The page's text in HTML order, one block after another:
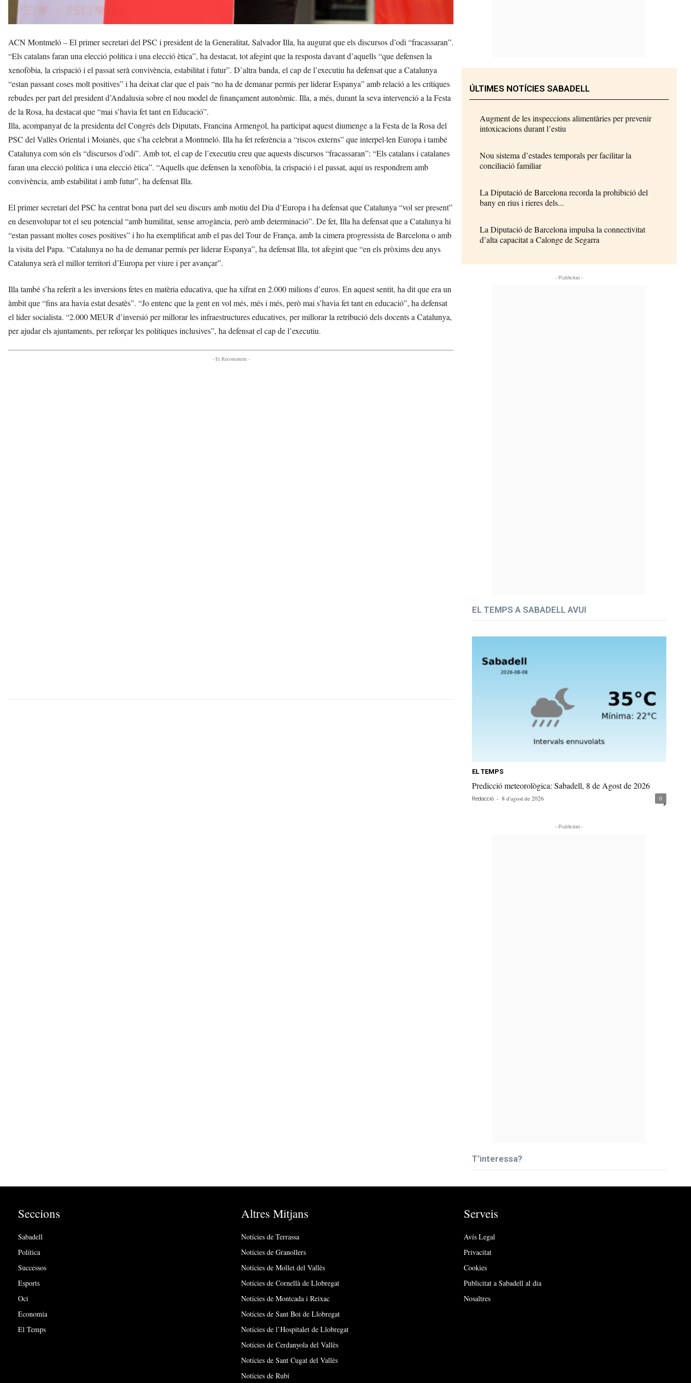
ACN Montmeló – El primer secretari del PSC i president de la Generalitat, Salvador Illa, ha augurat que els discursos d’odi “fracassaran”.
“Els catalans faran una elecció política i una elecció ètica”, ha destacat, tot afegint que la resposta davant d’aquells “que defensen la
xenofòbia, la crispació i el passat serà convivència, estabilitat i futur”. D’altra banda, el cap de l’executiu ha defensat que a Catalunya
“estan passant coses molt positives” i ha deixat clar que el país “no ha de demanar permís per liderar Espanya” amb relació a les crítiques
rebudes per part del president d’Andalusia sobre el nou model de finançament autonòmic. Illa, a més, durant la seva intervenció a la Festa
de la Rosa, ha destacat que “mai s’havia fet tant en Educació”.
Illa, acompanyat de la presidenta del Congrés dels Diputats, Francina Armengol, ha participat aquest diumenge a la Festa de la Rosa del
PSC del Vallès Oriental i Moianès, que s’ha celebrat a Montmeló. Illa ha fet referència a “riscos externs” que interpel·len Europa i també
Catalunya com són els “discursos d’odi”. Amb tot, el cap de l’executiu creu que aquests discursos “fracassaran”: “Els catalans i catalanes
faran una elecció política i una elecció ètica”. “Aquells que defensen la xenofòbia, la crispació i el passat, aquí us respondrem amb
convivència, amb estabilitat i amb futur”, ha defensat Illa.
El primer secretari del PSC ha centrat bona part del seu discurs amb motiu del Dia d’Europa i ha defensat que Catalunya “vol ser present”
en desenvolupar tot el seu potencial “amb humilitat, sense arrogància, però amb determinació”. De fet, Illa ha defensat que a Catalunya hi
“estan passant moltes coses positives” i ho ha exemplificat amb el pas del Tour de França, amb la cimera progressista de Barcelona o amb
la visita del Papa. “Catalunya no ha de demanar permís per liderar Espanya”, ha defensat Illa, tot afegint que “en els pròxims deu anys
Catalunya serà el millor territori d’Europa per viure i per avançar”.
Illa també s’ha referit a les inversions fetes en matèria educativa, que ha xifrat en 2.000 milions d’euros. En aquest sentit, ha dit que era un
àmbit que “fins ara havia estat desatès”. “Jo entenc que la gent en vol més, més i més, però mai s’havia fet tant en educació”, ha defensat
el líder socialista. “2.000 MEUR d’inversió per millorar les infraestructures educatives, per millorar la retribució dels docents a Catalunya,
per ajudar els ajuntaments, per reforçar les polítiques inclusives”, ha defensat el cap de l’executiu.
- Et Recomanem -
ÚLTIMES NOTÍCIES SABADELL
Augment de les inspeccions alimentàries per prevenir
intoxicacions durant l’estiu
Nou sistema d’estades temporals per facilitar la
conciliació familiar
La Diputació de Barcelona recorda la prohibició del
bany en rius i rieres dels...
La Diputació de Barcelona impulsa la connectivitat
d’alta capacitat a Calonge de Segarra
- Publicitat -
EL TEMPS A SABADELL AVUI
EL TEMPS
Predicció meteorològica: Sabadell, 8 de Agost de 2026
Redacció - 8 d'agost de 2026 0
- Publicitat -
T’interessa?
Seccions
Sabadell
Política
Successos
Esports
Oci
Economia
El Temps
Altres Mitjans
Notícies de Terrassa
Notícies de Granollers
Notícies de Mollet del Vallès
Notícies de Cornellà de Llobregat
Notícies de Montcada i Reixac
Notícies de Sant Boi de Llobregat
Notícies de l’Hospitalet de Llobregat
Notícies de Cerdanyola del Vallès
Notícies de Sant Cugat del Vallès
Notícies de Rubí
Serveis
Avís Legal
Privacitat
Cookies
Publicitat a Sabadell al dia
Nosaltres